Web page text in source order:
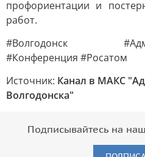
профориентации и
работ.
#Волгодонск
#Конференция #Росатом
Источник: Канал в МАКС
Волгодонска"
Подписывайтесь на